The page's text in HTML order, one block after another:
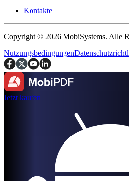
Kontakte
Copyright © 2026 MobiSystems. Alle
Nutzungsbedingungen
Jetzt kaufen